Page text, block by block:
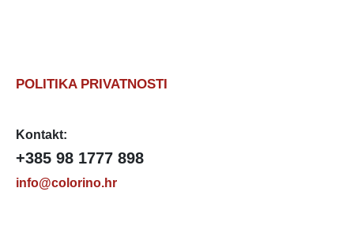
POLITIKA PRIVATNOSTI
Kontakt:
+385 98 1777 898
info@colorino.hr